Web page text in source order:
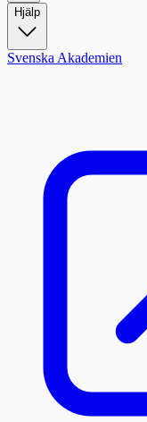
Hjälp
Svenska Akademien